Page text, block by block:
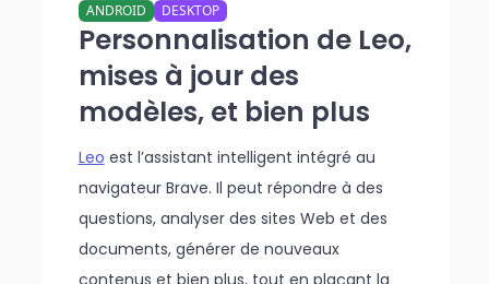
Personnalisation de Leo,
mises à jour des
modèles, et bien plus
ANDROID DESKTOP
Leo est l’assistant intelligent intégré au
navigateur Brave. Il peut répondre à des
questions, analyser des sites Web et des
documents, générer de nouveaux
contenus et bien plus, tout en plaçant la